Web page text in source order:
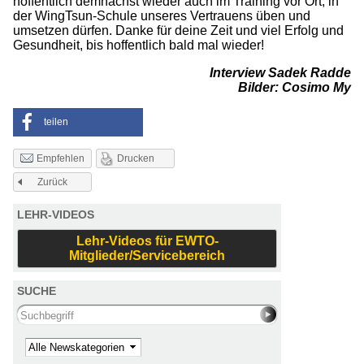
der WingTsun-Schule unseres Vertrauens üben und
umsetzen dürfen. Danke für deine Zeit und viel Erfolg und
Gesundheit, bis hoffentlich bald mal wieder!
Interview Sadek Radde
Bilder: Cosimo My
teilen
Empfehlen Drucken
Zurück
LEHR-VIDEOS
Lehr-Videos für EWTO-
Mitglieder/Servicebereich
SUCHE
Search this site
Kategorie